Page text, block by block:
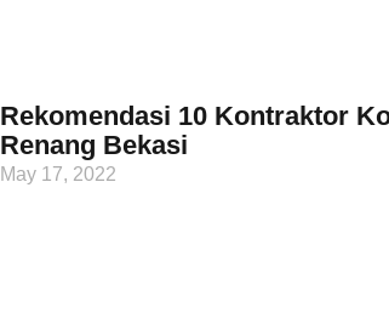
Rekomendasi 10 Kontraktor
Renang Bekasi
May 17, 2022